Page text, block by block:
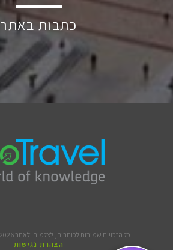
כתבות באתר
כל הזכויות שמורות לכותבים, לצלמים ולאתר GoTravel © 2006-2026
הצהרת נגישות